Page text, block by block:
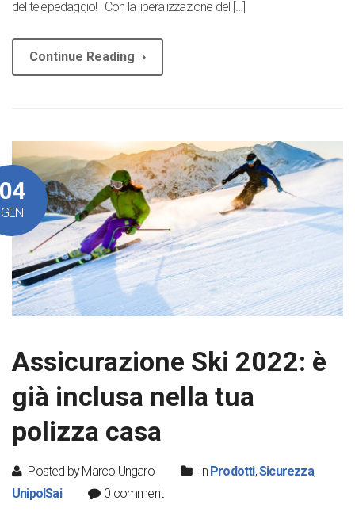
del telepedaggio! Con la liberalizzazione del […]
Continue Reading
GEN
Assicurazione Ski 2022: è
già inclusa nella tua
polizza casa
Posted by Marco Ungaro In Prodotti,Sicurezza,
UnipolSai
0 comment